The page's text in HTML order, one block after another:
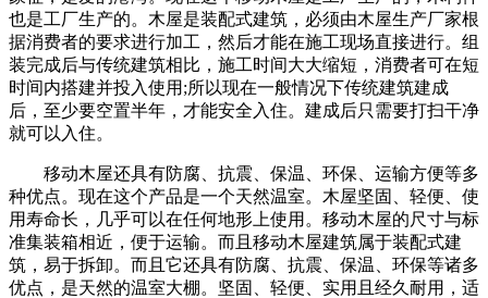
也是工厂生产的。木屋是装配式建筑，必须由木屋生产厂家根
据消费者的要求进行加工，然后才能在施工现场直接进行。组
装完成后与传统建筑相比，施工时间大大缩短，消费者可在短
时间内搭建并投入使用;所以现在一般情况下传统建筑建成
后，至少要空置半年，才能安全入住。建成后只需要打扫干净
就可以入住。
移动木屋还具有防腐、抗震、保温、环保、运输方便等多
种优点。现在这个产品是一个天然温室。木屋坚固、轻便、使
用寿命长，几乎可以在任何地形上使用。移动木屋的尺寸与标
准集装箱相近，便于运输。而且移动木屋建筑属于装配式建
筑，易于拆卸。而且它还具有防腐、抗震、保温、环保等诸多
优点，是天然的温室大棚。坚固、轻便、实用且经久耐用，适